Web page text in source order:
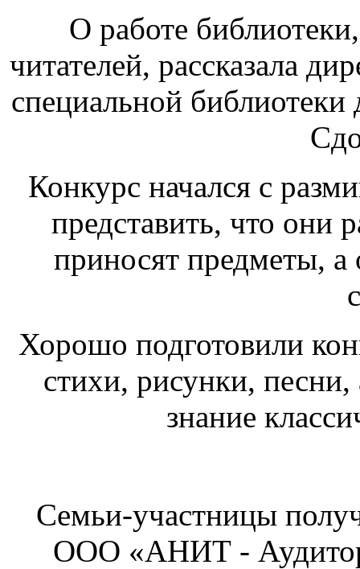
О работе
читателей, рассказала
специальной библиотеки
Конкурс начался с
представить, что они
приносят предметы, а
Хорошо подготовили
стихи, рисунки, песни,
знание
Семьи-участницы
ООО «АНИТ -